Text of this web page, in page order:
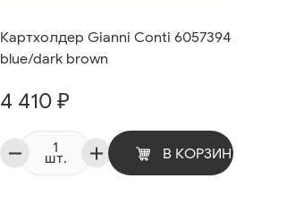
Картхолдер Gianni Conti 6057394
blue/dark brown
4 410 ₽
шт. В КОРЗИНУ